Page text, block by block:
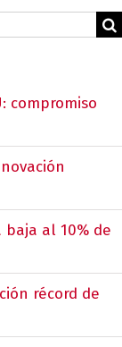
compromiso
al 10% de
récord de